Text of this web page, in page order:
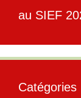
au SIEF
Catégories